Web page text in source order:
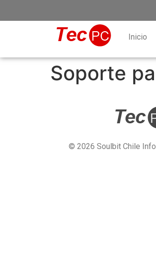
Inicio
Soporte
© 2026 Soulbit Chile